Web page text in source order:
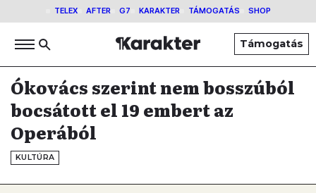
TELEX AFTER G7 KARAKTER TÁMOGATÁS SHOP
Támogatás
Ókovács szerint nem bosszúból
bocsátott el 19 embert az
Operából
KULTÚRA